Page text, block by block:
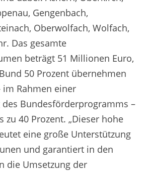
Gengenbach,
Oberwolfach, Wolfach,
Das gesamte
beträgt 51 Millionen Euro,
50 Prozent übernehmen
im Rahmen einer
Bundesförderprogramms –
zu 40 Prozent. „Dieser hohe
eine große Unterstützung
und garantiert in den
die Umsetzung der